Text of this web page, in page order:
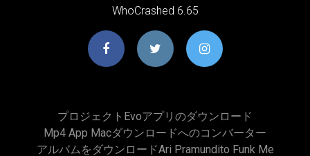
WhoCrashed 6.65
プロジェクトevoアプリのダウンロード
Mp4 App Macダウンロードへのコンバーター
アルバムをダウンロードari Pramundito Funk Me